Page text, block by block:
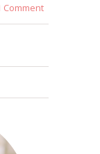
Comment